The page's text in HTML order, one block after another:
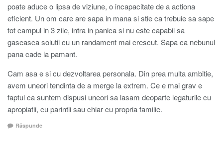
poate aduce o lipsa de viziune, o incapacitate de a actiona
eficient. Un om care are sapa in mana si stie ca trebuie sa sape
tot campul in 3 zile, intra in panica si nu este capabil sa
gaseasca solutii cu un randament mai crescut. Sapa ca nebunul
pana cade la pamant.
Cam asa e si cu dezvoltarea personala. Din prea multa ambitie,
avem uneori tendinta de a merge la extrem. Ce e mai grav e
faptul ca suntem dispusi uneori sa lasam deoparte legaturile cu
apropiatii, cu parintii sau chiar cu propria familie.
Răspunde